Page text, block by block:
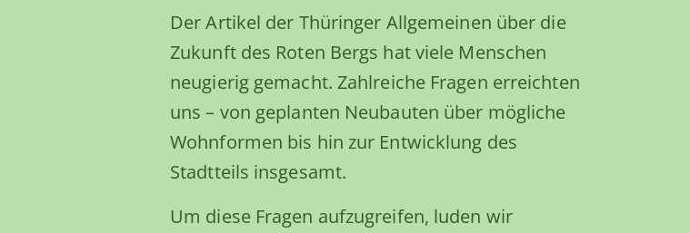
Der Artikel der Thüringer Allgemeinen über die
Zukunft des Roten Bergs hat viele Menschen
neugierig gemacht. Zahlreiche Fragen erreichten
uns – von geplanten Neubauten über mögliche
Wohnformen bis hin zur Entwicklung des
Stadtteils insgesamt.
Um diese Fragen aufzugreifen, luden wir